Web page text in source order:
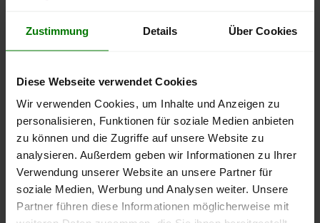
Zustimmung Details Über Cookies
Diese Webseite verwendet Cookies
Wir verwenden Cookies, um Inhalte und Anzeigen zu
personalisieren, Funktionen für soziale Medien anbieten
zu können und die Zugriffe auf unsere Website zu
analysieren. Außerdem geben wir Informationen zu Ihrer
Verwendung unserer Website an unsere Partner für
soziale Medien, Werbung und Analysen weiter. Unsere
Partner führen diese Informationen möglicherweise mit
lose Ware Sackware
September
2025
Januar
2026
Mai
2026
250 €
Die aktuelle Preisentwicklung für Holzpellets in Deutschland
können Sie jederzeit auf unsererPelletspreise-Seite
nachvollziehen.